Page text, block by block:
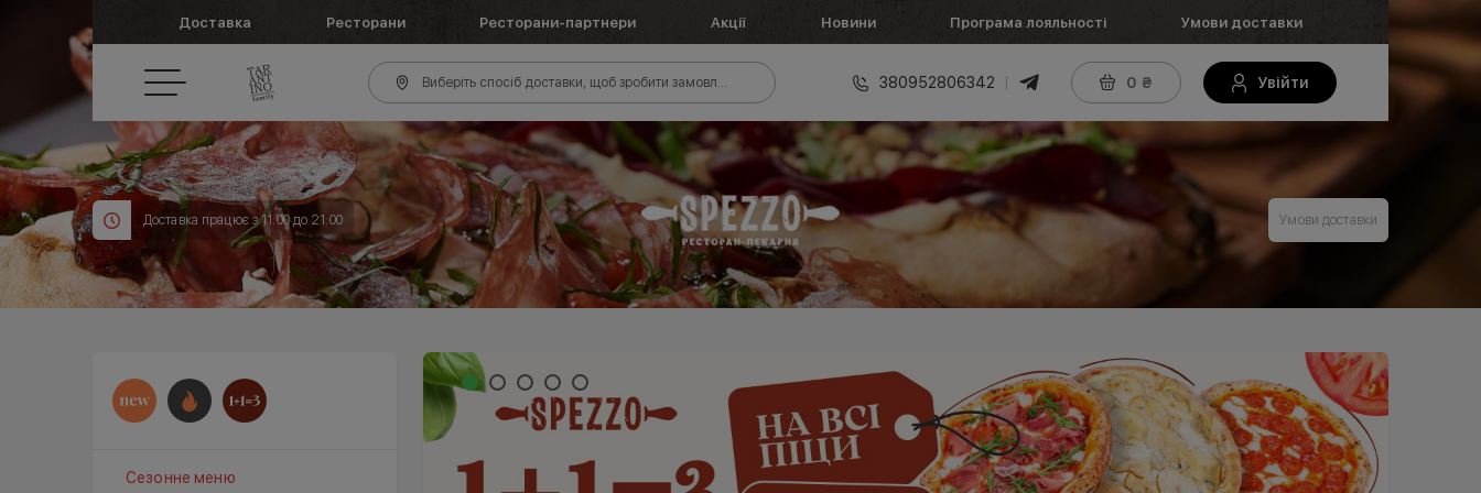
Доставка Ресторани Ресторани-партнери Акції Новини Програма лояльності Умови доставки
Виберіть спосіб доставки, щоб зробити замовлення 380952806342 0 ₴ Увійти
Доставка працює з 11:00 до 21:00 Умови доставки
Сезонне меню